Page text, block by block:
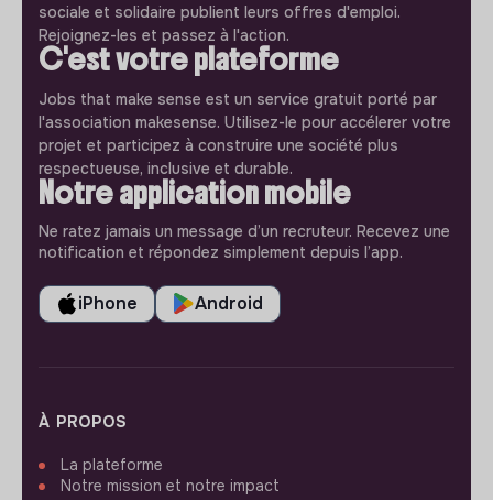
sociale et solidaire publient leurs offres d'emploi.
Rejoignez-les et passez à l'action.
C'est votre plateforme
Jobs that make sense est un service gratuit porté par
l'association makesense. Utilisez-le pour accélerer votre
projet et participez à construire une société plus
respectueuse, inclusive et durable.
Notre application mobile
Ne ratez jamais un message d’un recruteur. Recevez une
notification et répondez simplement depuis l’app.
iPhone Android
À PROPOS
La plateforme
Notre mission et notre impact